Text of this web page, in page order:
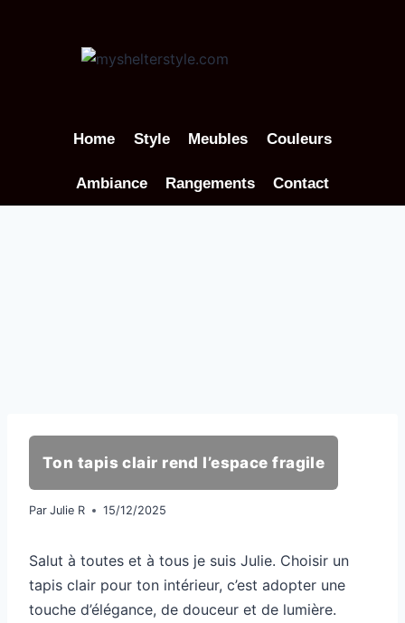
Home Style Meubles Couleurs
Ambiance Rangements Contact
Ton tapis clair rend l’espace fragile
Par Julie R 15/12/2025
Salut à toutes et à tous je suis Julie. Choisir un
tapis clair pour ton intérieur, c’est adopter une
touche d’élégance, de douceur et de lumière.